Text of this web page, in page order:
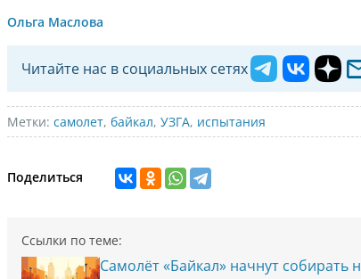
Ольга Маслова
Читайте нас в социальных сетях
Метки: самолет, байкал, УЗГА, испытания
Поделиться
Ссылки по теме:
Самолёт «Байкал» начнут собирать